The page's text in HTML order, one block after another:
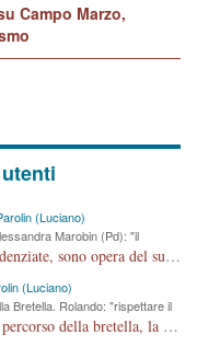
Campo Marzo,
(Luciano)
Marobin (Pd): "il
Consigliera Marobin, tutte le cose da Lei evidenziate, sono opera del suo ex Assessore e compagno di Partito Antonio Marco Dalla Pozza Assessore alla "progettazione" di piste ciclabili e altre porcherie. A lui manderei il conto da saldare per incidenti e danni alle persone. E' ora che "finiamola." Avete perso rassegnatevi. qui IL SINDACO RUCCO NON C'ENTRA PER NIENTE. CAPITO!!!!!!!! Amen.
(Luciano)
Bretella. Rolando: "rispettare il
Caro fratuck, conosco molto bene la zona, il percorso della bretella, la situazione dei cittadini, abito in Viale Trento. A partire dal 2003 ho partecipato al Comitato di Maddalene pro bretella, e a riunioni propositive per apportare modifiche al progetto. Numerose mie foto del territorio sono arrivate a Roma, altri miei interventi (non graditi dalla Sx) sono stati pubblicati dal GdV, assieme ad altri come Ciro Asproso, ora favorevole alla bretella. Ho partecipato alla raccolta firme per la chiusura della strada x 5 giorni eseguita dal Sindaco Hullwech per sforamento 180 Micro/g. Pertanto come impegno per la tematica sono apposto con la coscienza. Ora il Progetto è partito, fine! Voglio dire che la nuova Giunta "comunale" non c'entra più. L'opera sarà "malauguratamente" eseguita, ma non con il mio placet. Il Consigliere Comunale dovrebbe capire che la campagna elettorale è finita, con buona pace di tutti. Quello che invece dovrebbe interessare è la proprietà della strada, dall'uscita autostradale Ovest, sino alla Rotatoria dell'Albara, vi sono tre possessori: Autostrade SpA; La Provincia, il Comune. Come la mettiamo per il futuro ? I costi, da 50 sono saliti a 100 milioni di € come dire 20 milioni a KM (!) da non credere. Comunque si farà. Ma nessuno canti Vittoria, anzi meglio non farne un ulteriore fatto "partitico" per questioni elettorali o di seggio. Se mi manda la sua mail, sono disponibile ad inviare i documenti e le foto sopra descritte. Con ossequi, Luciano Parolin